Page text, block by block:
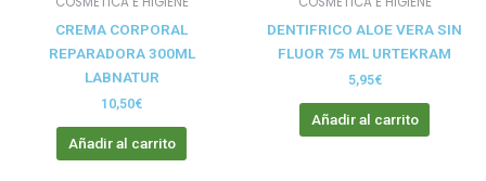
CREMA CORPORAL
REPARADORA 300ML
LABNATUR
10,50€
Añadir al carrito
DENTIFRICO ALOE VERA SIN
FLUOR 75 ML URTEKRAM
5,95€
Añadir al carrito